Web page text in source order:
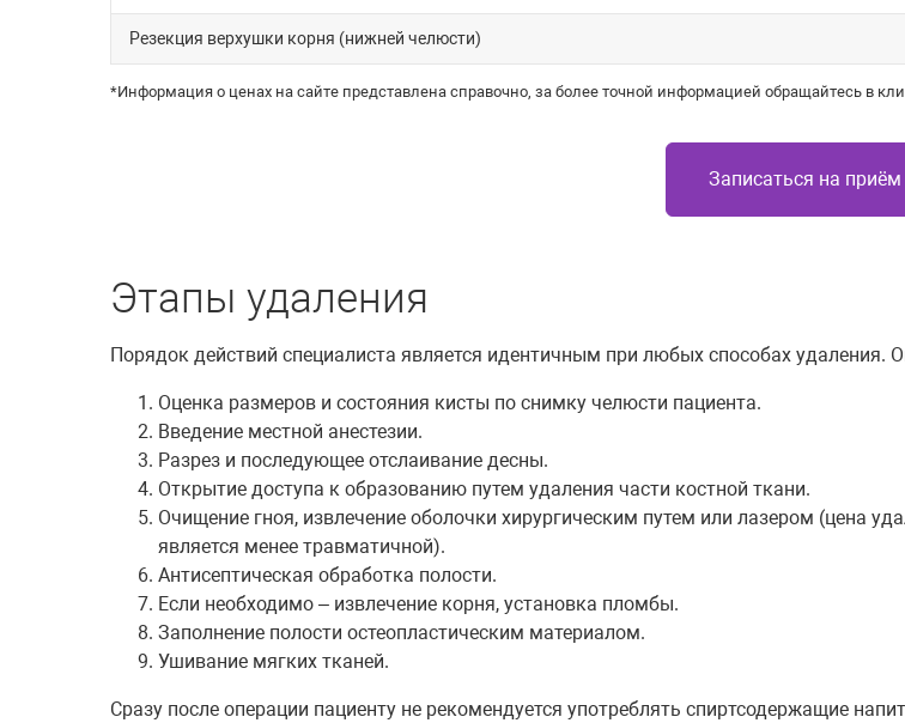
Резекция верхушки корня (нижней челюсти)
*Информация о ценах на сайте представлена справочно, за более точной информацией обращайтесь в
Записаться на приём
Этапы удаления
Порядок действий специалиста является идентичным при любых способах удаления.
Оценка размеров и состояния кисты по снимку челюсти пациента.
Введение местной анестезии.
Разрез и последующее отслаивание десны.
Открытие доступа к образованию путем удаления части костной ткани.
Очищение гноя, извлечение оболочки хирургическим путем или лазером (цена
является менее травматичной).
Антисептическая обработка полости.
Если необходимо – извлечение корня, установка пломбы.
Заполнение полости остеопластическим материалом.
Ушивание мягких тканей.
Сразу после операции пациенту не рекомендуется употреблять спиртсодержащие